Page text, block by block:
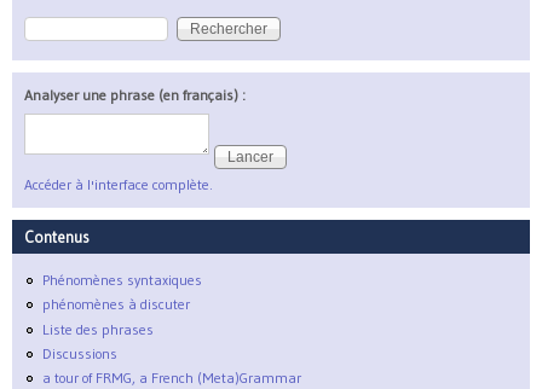
Formulaire de recherche
Rechercher
Analyser une phrase (en français) :
Accéder à l'interface complète.
Contenus
Phénomènes syntaxiques
phénomènes à discuter
Liste des phrases
Discussions
a tour of FRMG, a French (Meta)Grammar